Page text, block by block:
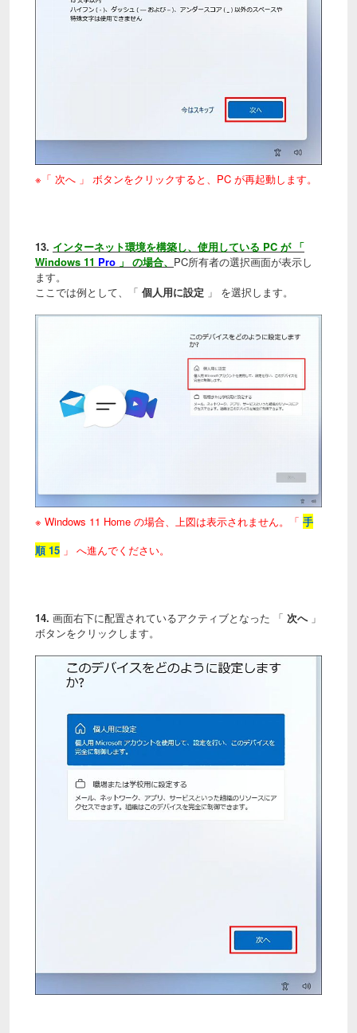
※「 次へ 」 ボタンをクリックすると、PC が再起動します。
13. インターネット環境を構築し、使用している PC が 「
Windows 11 Pro 」 の場合、 PC所有者の選択画面が表示し
ます。
ここでは例として、「 個人用に設定 」 を選択します。
※ Windows 11 Home の場合、上図は表示されません。「 手
順 15 」 へ進んでください。
14. 画面右下に配置されているアクティブとなった 「 次へ」
ボタンをクリックします。